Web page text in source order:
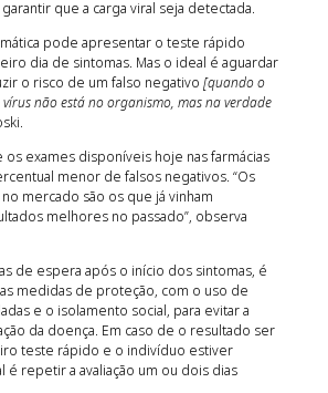
que a carga viral seja detectada.
pode apresentar o teste rápido
dia de sintomas. Mas o ideal é aguardar
o risco de um falso negativo [quando o
não está no organismo, mas na verdade
os exames disponíveis hoje nas farmácias
menor de falsos negativos. “Os
mercado são os que já vinham
melhores no passado”, observa
de espera após o início dos sintomas, é
medidas de proteção, com o uso de
e o isolamento social, para evitar a
da doença. Em caso de o resultado ser
teste rápido e o indivíduo estiver
é repetir a avaliação um ou dois dias